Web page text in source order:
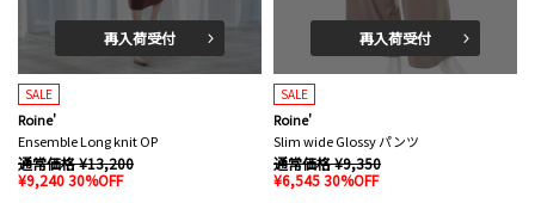
再入荷受付
SALE
Roine'
Ensemble Long knit OP
通常価格 ¥13,200
¥9,240 30%OFF
再入荷受付
SALE
Roine'
Slim wide Glossy パンツ
通常価格 ¥9,350
¥6,545 30%OFF